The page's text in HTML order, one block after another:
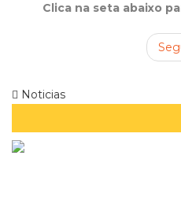
Clica na seta abaixo
Noticias